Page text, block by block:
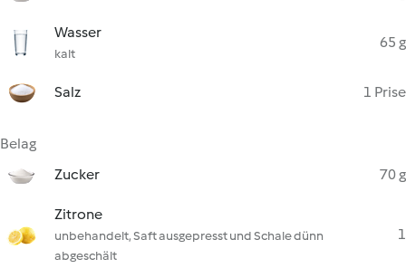
Wasser
kalt
65 g
Salz 1 Prise
Belag
Zucker
70 g
Zitrone
unbehandelt, Saft ausgepresst und Schale dünn
abgeschält
1